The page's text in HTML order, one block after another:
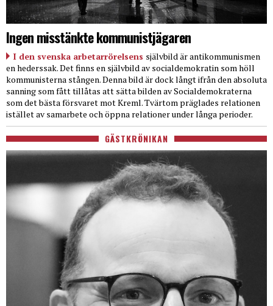
Ingen misstänkte kommunistjägaren
I den svenska arbetarrörelsens självbild är antikommunismen
en hederssak. Det finns en självbild av socialdemokratin som höll
kommunisterna stången. Denna bild är dock långt ifrån den absoluta
sanning som fått tillåtas att sätta bilden av Socialdemokraterna
som det bästa försvaret mot Kreml. Tvärtom präglades relationen
istället av samarbete och öppna relationer under långa perioder.
GÄSTKRÖNIKAN